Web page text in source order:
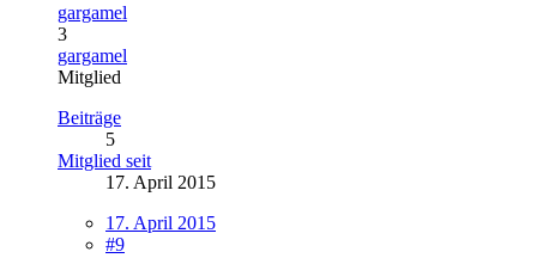
gargamel
3
gargamel
Mitglied
Beiträge
5
Mitglied seit
17. April 2015
17. April 2015
#9